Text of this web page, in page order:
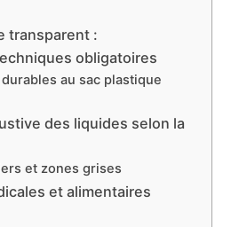
transparent :
obligatoires
au sac plastique
des liquides selon la
et zones grises
et alimentaires